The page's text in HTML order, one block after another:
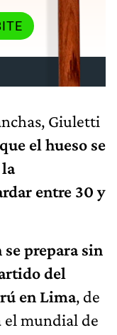
Giuletti
el hueso se
entre 30 y
prepara sin
del
en Lima, de
el mundial de